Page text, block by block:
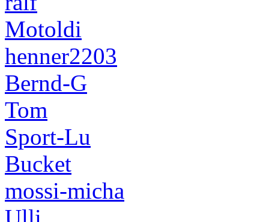
Motoldi
henner2203
Bernd-G
Tom
Sport-Lu
Bucket
mossi-micha